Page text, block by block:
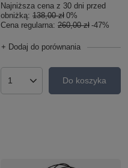
Najniższa cena z 30 dni przed
obniżką: 138,00 zł 0%
Cena regularna: 260,00 zł -47%
+ Dodaj do porównania
Ilość produktówDo koszyka